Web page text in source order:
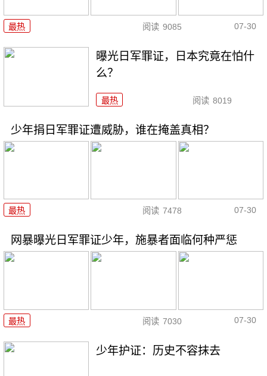
最热 阅读 9085 07-30
曝光日军罪证，日本究竟在怕什
么？
最热 阅读 8019
少年捐日军罪证遭威胁，谁在掩盖真相？
最热 阅读 7478 07-30
网暴曝光日军罪证少年，施暴者面临何种严惩
最热 阅读 7030 07-30
少年护证：历史不容抹去